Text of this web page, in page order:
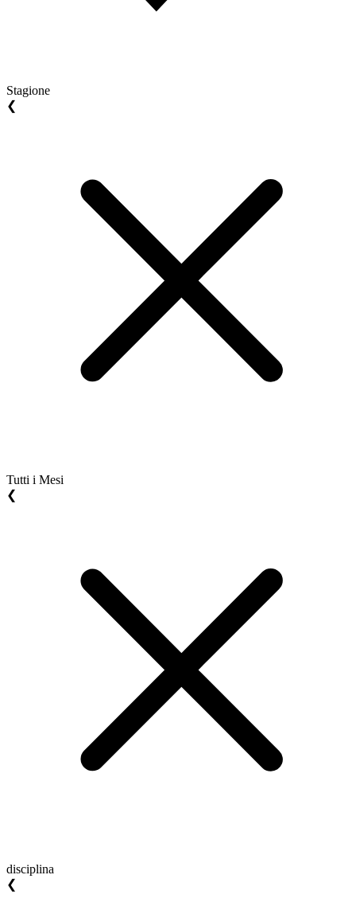
Stagione
❮
Tutti i Mesi
❮
disciplina
❮